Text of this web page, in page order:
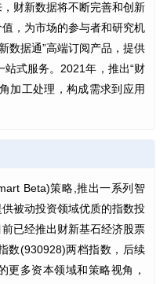
财新数据将不断完善和创新
，为市场的参与者和研究机
数据通”高端订阅产品，提供
式服务。2021年，推出“财
加工处理，构成需求到应用
Beta)策略,推出一系列智
被动投资领域优质的指数投
已经推出财新基石经济股票
数(930928)两档指数，后续
更多资本领域和策略视角，